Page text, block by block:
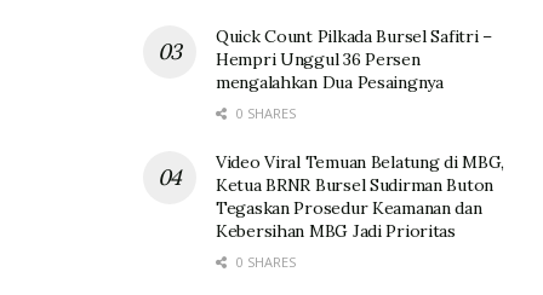
Quick Count Pilkada Bursel Safitri –
Hempri Unggul 36 Persen
mengalahkan Dua Pesaingnya
0 SHARES
Video Viral Temuan Belatung di MBG,
Ketua BRNR Bursel Sudirman Buton
Tegaskan Prosedur Keamanan dan
Kebersihan MBG Jadi Prioritas
0 SHARES